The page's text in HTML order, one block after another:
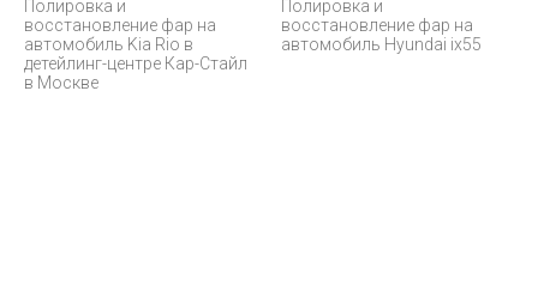
Полировка и
восстановление фар на
автомобиль Kia Rio в
детейлинг-центре Кар-Стайл
в Москве
Полировка и
восстановление фар на
автомобиль Hyundai ix55